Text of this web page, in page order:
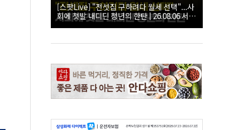
[스팟Live] "전셋집 구하려다 월세 선택"...사
회에 첫발 내디딘 청년의 한탄 | 26.08.06 서울
시 부동산 대토론회